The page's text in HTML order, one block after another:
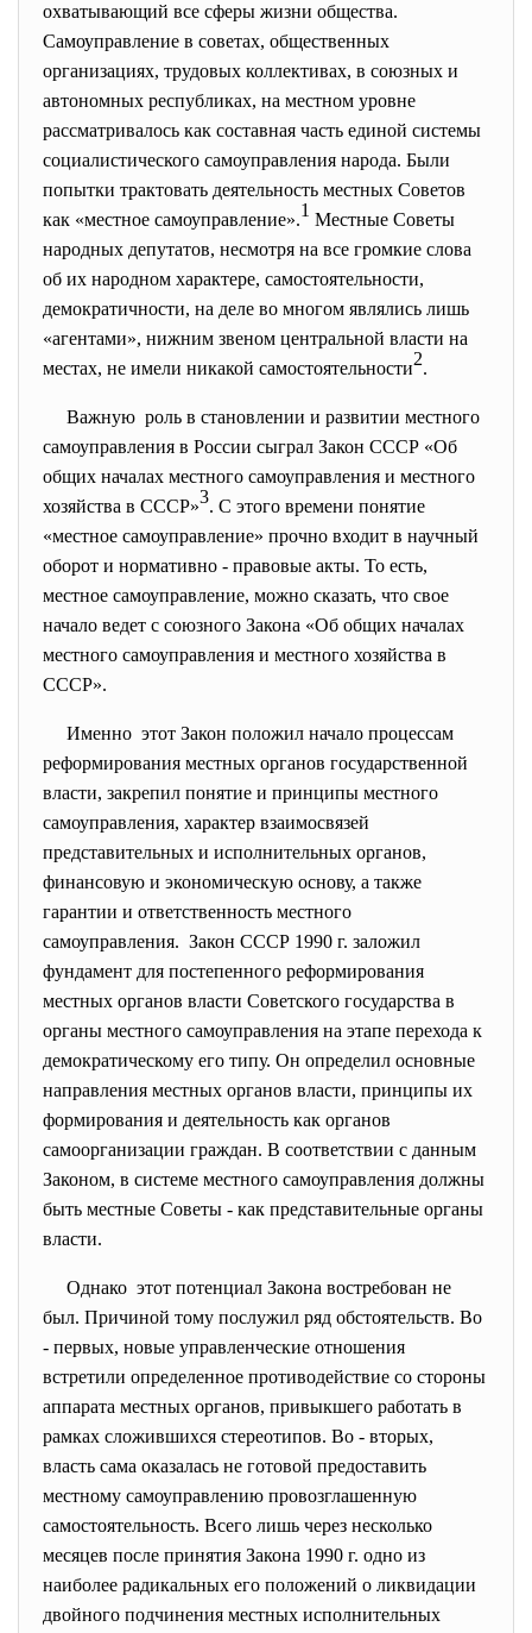
охватывающий все сферы жизни общества.
Самоуправление в советах, общественных
организациях, трудовых коллективах, в союзных и
автономных республиках, на местном уровне
рассматривалось как составная часть единой системы
социалистического самоуправления народа. Были
попытки трактовать деятельность местных Советов
как «местное самоуправление».1 Местные Советы
народных депутатов, несмотря на все громкие слова
об их народном характере, самостоятельности,
демократичности, на деле во многом являлись лишь
«агентами», нижним звеном центральной власти на
местах, не имели никакой самостоятельности2.
Важную роль в становлении и развитии местного
самоуправления в России сыграл Закон СССР «Об
общих началах местного самоуправления и местного
хозяйства в СССР»3. С этого времени понятие
«местное самоуправление» прочно входит в научный
оборот и нормативно - правовые акты. То есть,
местное самоуправление, можно сказать, что свое
начало ведет с союзного Закона «Об общих началах
местного самоуправления и местного хозяйства в
СССР».
Именно этот Закон положил начало процессам
реформирования местных органов государственной
власти, закрепил понятие и принципы местного
самоуправления, характер взаимосвязей
представительных и исполнительных органов,
финансовую и экономическую основу, а также
гарантии и ответственность местного
самоуправления. Закон СССР 1990 г. заложил
фундамент для постепенного реформирования
местных органов власти Советского государства в
органы местного самоуправления на этапе перехода к
демократическому его типу. Он определил основные
направления местных органов власти, принципы их
формирования и деятельность как органов
самоорганизации граждан. В соответствии с данным
Законом, в системе местного самоуправления должны
быть местные Советы - как представительные органы
власти.
Однако этот потенциал Закона востребован не
был. Причиной тому послужил ряд обстоятельств. Во
- первых, новые управленческие отношения
встретили определенное противодействие со стороны
аппарата местных органов, привыкшего работать в
рамках сложившихся стереотипов. Во - вторых,
власть сама оказалась не готовой предоставить
местному самоуправлению провозглашенную
самостоятельность. Всего лишь через несколько
месяцев после принятия Закона 1990 г. одно из
наиболее радикальных его положений о ликвидации
двойного подчинения местных исполнительных